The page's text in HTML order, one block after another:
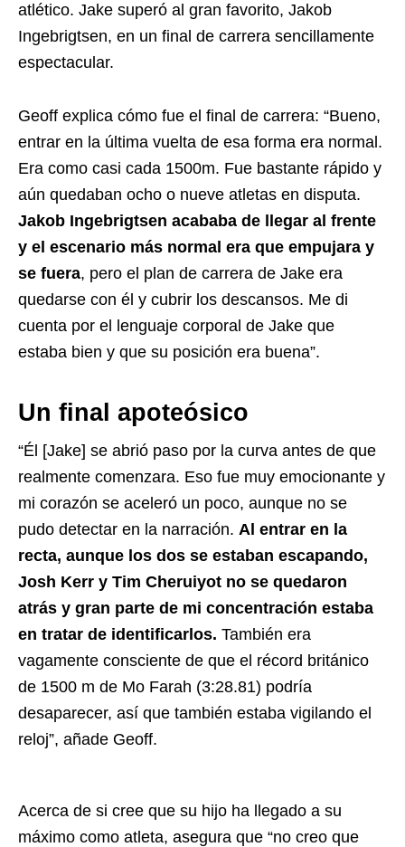
atlético. Jake superó al gran favorito, Jakob
Ingebrigtsen, en un final de carrera sencillamente
espectacular.
Geoff explica cómo fue el final de carrera: “Bueno,
entrar en la última vuelta de esa forma era normal.
Era como casi cada 1500m. Fue bastante rápido y
aún quedaban ocho o nueve atletas en disputa.
Jakob Ingebrigtsen acababa de llegar al frente
y el escenario más normal era que empujara y
se fuera, pero el plan de carrera de Jake era
quedarse con él y cubrir los descansos. Me di
cuenta por el lenguaje corporal de Jake que
estaba bien y que su posición era buena”.
Un final apoteósico
“Él [Jake] se abrió paso por la curva antes de que
realmente comenzara. Eso fue muy emocionante y
mi corazón se aceleró un poco, aunque no se
pudo detectar en la narración. Al entrar en la
recta, aunque los dos se estaban escapando,
Josh Kerr y Tim Cheruiyot no se quedaron
atrás y gran parte de mi concentración estaba
en tratar de identificarlos. También era
vagamente consciente de que el récord británico
de 1500 m de Mo Farah (3:28.81) podría
desaparecer, así que también estaba vigilando el
reloj”, añade Geoff.
Acerca de si cree que su hijo ha llegado a su
máximo como atleta, asegura que “no creo que